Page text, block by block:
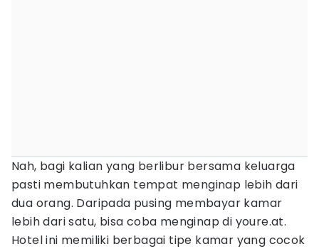
Nah, bagi kalian yang berlibur bersama keluarga
pasti membutuhkan tempat menginap lebih dari
dua orang. Daripada pusing membayar kamar
lebih dari satu, bisa coba menginap di youre.at.
Hotel ini memiliki berbagai tipe kamar yang cocok